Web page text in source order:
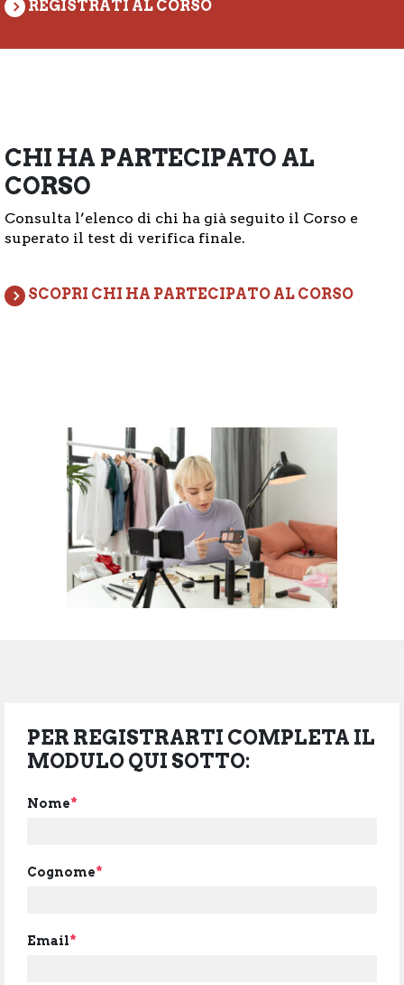
REGISTRATI AL CORSO
CHI HA PARTECIPATO AL
CORSO
Consulta l’elenco di chi ha già seguito il Corso e
superato il test di verifica finale.
SCOPRI CHI HA PARTECIPATO AL CORSO
PER REGISTRARTI COMPLETA IL
MODULO QUI SOTTO:
Nome*
Cognome*
Email*